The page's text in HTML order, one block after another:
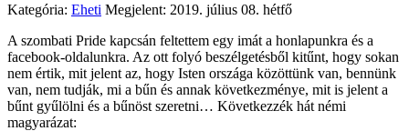
Kategória: Eheti Megjelent: 2019. július 08. hétfő
A szombati Pride kapcsán feltettem egy imát a honlapunkra és a
facebook-oldalunkra. Az ott folyó beszélgetésből kitűnt, hogy sokan
nem értik, mit jelent az, hogy Isten országa közöttünk van, bennünk
van, nem tudják, mi a bűn és annak következménye, mit is jelent a
bűnt gyűlölni és a bűnöst szeretni… Következzék hát némi
magyarázat: